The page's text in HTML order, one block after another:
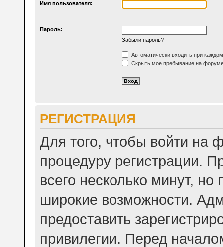
Имя пользователя:
Пароль:
Забыли пароль?
Автоматически входить при
Скрыть мое пребывание на форуме
РЕГИСТРАЦИЯ
Для того, чтобы войти на
процедуру регистрации.
всего несколько минут,
широкие возможности.
предоставить
привилегии. Перед